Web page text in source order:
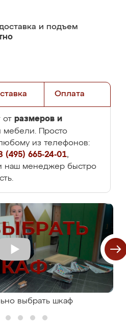
и подъем
Оплата
от размеров и
мебели. Просто
из телефонов:
(495) 665-24-01,
наш менеджер быстро
выбрать шкаф